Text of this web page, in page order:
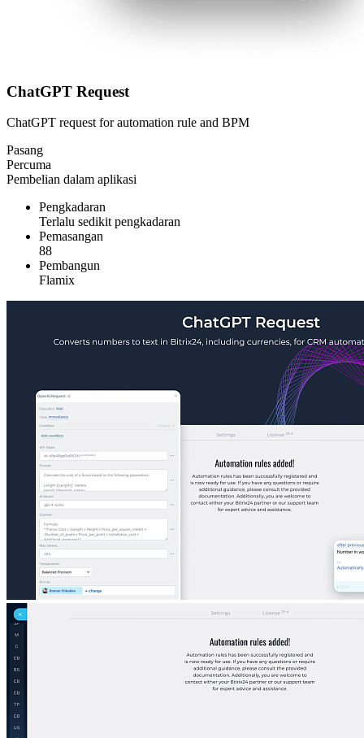
ChatGPT Request
ChatGPT request for automation rule and BPM
Pasang
Percuma
Pembelian dalam aplikasi
Pengkadaran
Terlalu sedikit pengkadaran
Pemasangan
88
Pembangun
Flamix